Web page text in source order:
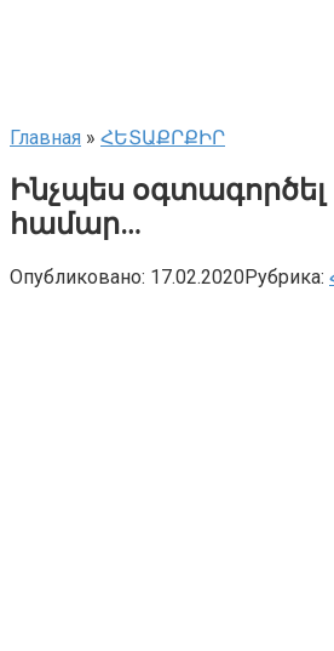
Главная » ՀԵՏԱՔՐՔԻՐ
Ինչպես օգտագործել
համար…
Опубликовано: 17.02.2020Рубрика: